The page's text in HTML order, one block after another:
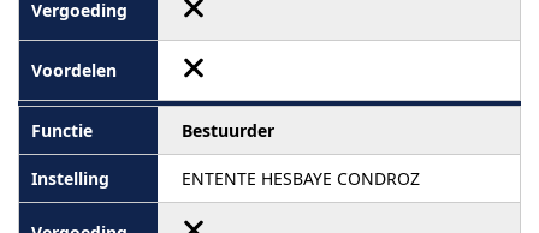
Bestuurder
ENTENTE HESBAYE CONDROZ